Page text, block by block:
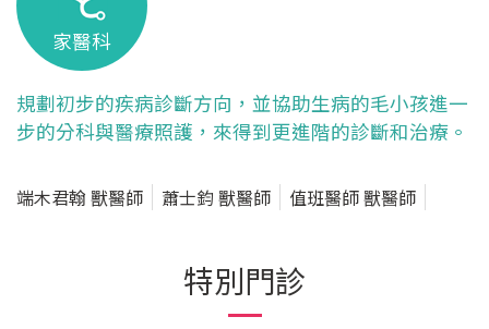
家醫科
規劃初步的疾病診斷方向，並協助生病的毛小孩進一
步的分科與醫療照護，來得到更進階的診斷和治療。
端木君翰 獸醫師 蕭士鈞 獸醫師 值班醫師 獸醫師
特別門診